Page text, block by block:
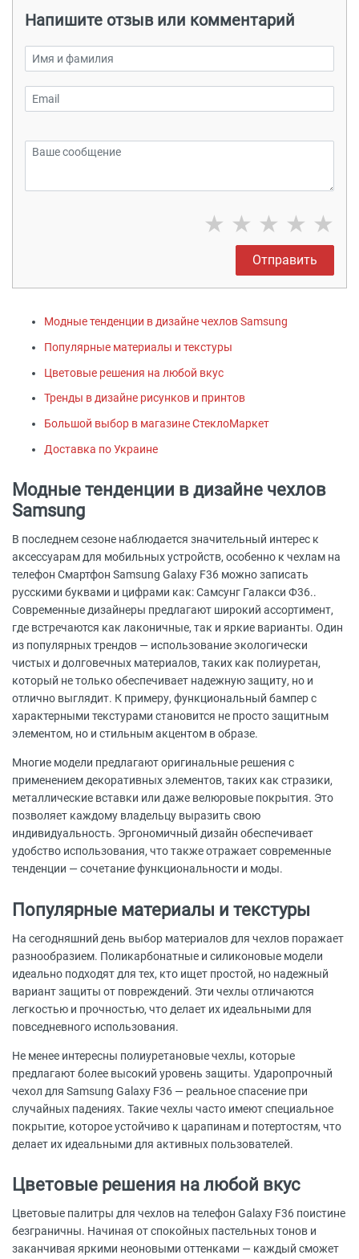
Напишите отзыв или комментарий
★ ★ ★ ★ ★
Отправить
Модные тенденции в дизайне чехлов Samsung
Популярные материалы и текстуры
Цветовые решения на любой вкус
Тренды в дизайне рисунков и принтов
Большой выбор в магазине СтеклоМаркет
Доставка по Украине
Модные тенденции в дизайне чехлов
Samsung
В последнем сезоне наблюдается значительный интерес к
аксессуарам для мобильных устройств, особенно к чехлам на
телефон Смартфон Samsung Galaxy F36 можно записать
русскими буквами и цифрами как: Самсунг Галакси Ф36..
Современные дизайнеры предлагают широкий ассортимент,
где встречаются как лаконичные, так и яркие варианты. Один
из популярных трендов — использование экологически
чистых и долговечных материалов, таких как полиуретан,
который не только обеспечивает надежную защиту, но и
отлично выглядит. К примеру, функциональный бампер с
характерными текстурами становится не просто защитным
элементом, но и стильным акцентом в образе.
Многие модели предлагают оригинальные решения с
применением декоративных элементов, таких как стразики,
металлические вставки или даже велюровые покрытия. Это
позволяет каждому владельцу выразить свою
индивидуальность. Эргономичный дизайн обеспечивает
удобство использования, что также отражает современные
тенденции — сочетание функциональности и моды.
Популярные материалы и текстуры
На сегодняшний день выбор материалов для чехлов поражает
разнообразием. Поликарбонатные и силиконовые модели
идеально подходят для тех, кто ищет простой, но надежный
вариант защиты от повреждений. Эти чехлы отличаются
легкостью и прочностью, что делает их идеальными для
повседневного использования.
Не менее интересны полиуретановые чехлы, которые
предлагают более высокий уровень защиты. Ударопрочный
чехол для Samsung Galaxy F36 — реальное спасение при
случайных падениях. Такие чехлы часто имеют специальное
покрытие, которое устойчиво к царапинам и потертостям, что
делает их идеальными для активных пользователей.
Цветовые решения на любой вкус
Цветовые палитры для чехлов на телефон Galaxy F36 поистине
безграничны. Начиная от спокойных пастельных тонов и
заканчивая яркими неоновыми оттенками — каждый сможет